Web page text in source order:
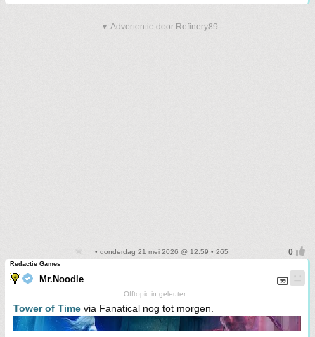
▼ Advertentie door Refinery89
• donderdag 21 mei 2026 @ 12:59 • 265
Redactie Games
Mr.Noodle
Offtopic in geleuter...
Tower of Time via Fanatical nog tot morgen.